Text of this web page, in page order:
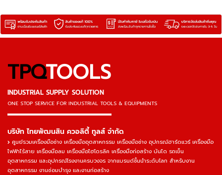
TPQTOOLS
INDUSTRIAL SUPPLY SOLUTION
ONE STOP SERVICE FOR INDUSTRIAL TOOLS & EQUIPMENTS
▬▬▬▬▬▬▬▬▬▬▬▬▬▬▬
บริษัท ไทยพัฒนสิน ควอลิตี้ ทูลส์ จำกัด
ศูนย์รวมเครื่องมือช่าง เครื่องมืออุตสาหกรรม เครื่องมือช่าง อุปกรณ์ฮาร์ดแวร์ เครื่องมือ
ไฟฟ้าไร้สาย เครื่องมือลม เครื่องมือไฮโดรลิค เครื่องมือก่อสร้าง บันได รถเข็น
อุตสาหกรรม และอุปกรณ์โรงงานครบวงจร จากแบรนด์ชั้นนำระดับโลก สำหรับงาน
อุตสาหกรรม งานซ่อมบำรุง และงานก่อสร้าง